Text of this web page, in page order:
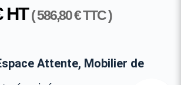
HT (586,80€TTC )
Attente, Mobilier de